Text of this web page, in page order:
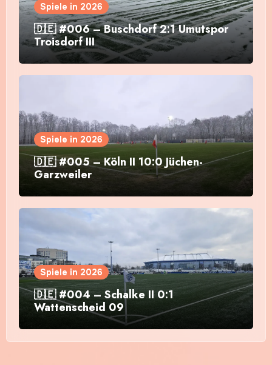
Spiele in 2026
🇩🇪 #006 – Buschdorf 2:1 Umutspor
Troisdorf III
Spiele in 2026
🇩🇪 #005 – Köln II 10:0 Jüchen-
Garzweiler
Spiele in 2026
🇩🇪 #004 – Schalke II 0:1
Wattenscheid 09